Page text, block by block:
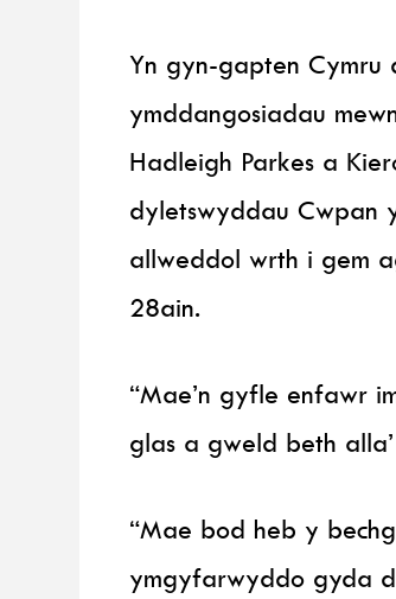
Yn gyn-gapten Cymru
ymddangosiadau
Hadleigh Parkes a
dyletswyddau Cwpan
allweddol wrth i gem
28ain.
“Mae’n gyfle enfawr
glas a gweld beth
“Mae bod heb y
ymgyfarwyddo gyda